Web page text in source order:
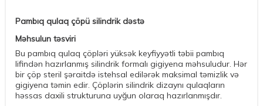
Pambıq qulaq çöpü silindrik dəstə
Məhsulun təsviri
Bu pambıq qulaq çöpləri yüksək keyfiyyətli təbii pambıq
lifindən hazırlanmış silindrik formalı gigiyena məhsuludur. Hər
bir çöp steril şəraitdə istehsal edilərək maksimal təmizlik və
gigiyena təmin edir. Çöplərin silindrik dizaynı qulaqların
həssas daxili strukturuna uyğun olaraq hazırlanmışdır.